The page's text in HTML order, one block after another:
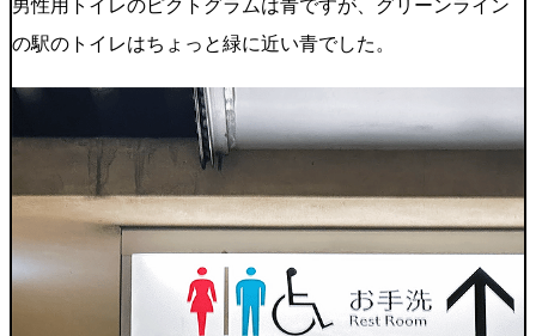
男性用トイレのピクトグラムは青ですが、グリーンライン
の駅のトイレはちょっと緑に近い青でした。